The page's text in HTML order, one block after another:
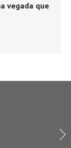
vegada que